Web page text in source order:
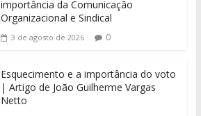
importância da Comunicação
Organizacional e Sindical
3 de agosto de 2026 0
Esquecimento e a importância do voto
| Artigo de João Guilherme Vargas
Netto